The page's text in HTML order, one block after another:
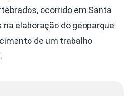
ocorrido em Santa
na elaboração do geoparque
de um trabalho